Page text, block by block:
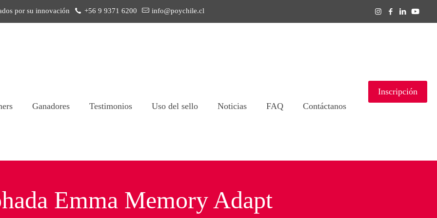
por su innovación +56 9 9371 6200 info@poychile.cl
Ganadores Testimonios Uso del sello Noticias FAQ Contáctanos
Inscripción
Emma Memory Adapt